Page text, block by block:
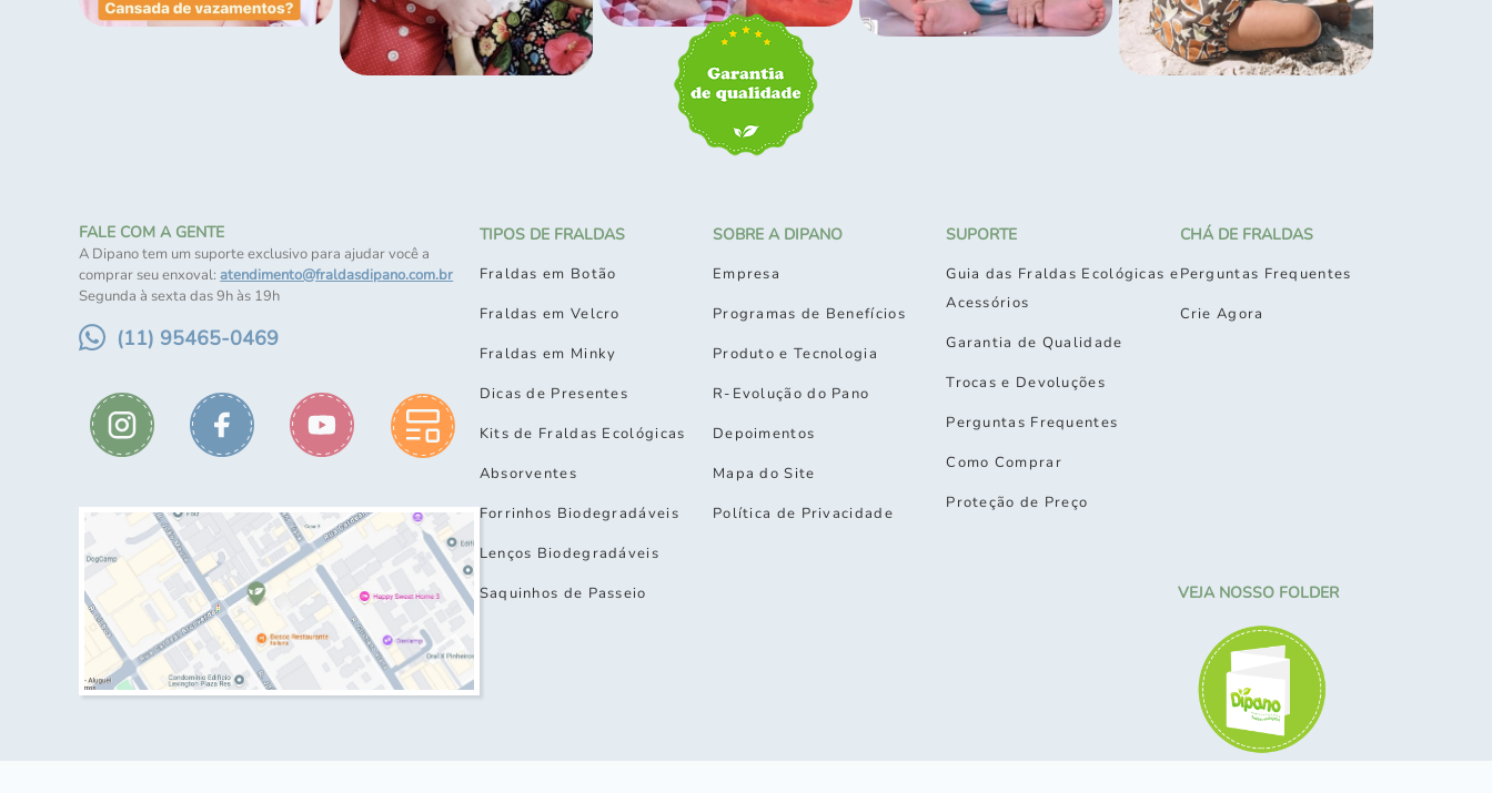
FALE COM A GENTE
A Dipano tem um suporte exclusivo para ajudar você a
comprar seu enxoval:atendimento@fraldasdipano.com.br
Segunda à sexta das 9h às 19h
(11) 95465-0469
TIPOS DE FRALDAS
Fraldas em Botão
Fraldas em Velcro
Fraldas em Minky
Dicas de Presentes
Kits de Fraldas Ecológicas
Absorventes
Forrinhos Biodegradáveis
Lenços Biodegradáveis
Saquinhos de Passeio
SOBRE A DIPANO
Empresa
Programas de Benefícios
Produto e Tecnologia
R-Evolução do Pano
Depoimentos
Mapa do Site
Política de Privacidade
SUPORTE
Guia das Fraldas Ecológicas e
Acessórios
Garantia de Qualidade
Trocas e Devoluções
Perguntas Frequentes
Como Comprar
Proteção de Preço
CHÁ DE FRALDAS
Perguntas Frequentes
Crie Agora
VEJA NOSSO FOLDER